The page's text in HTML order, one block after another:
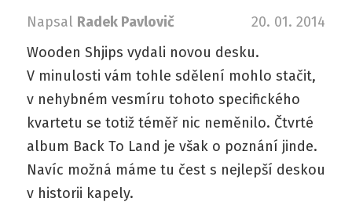
Napsal Radek Pavlovič
20. 01. 2014
Wooden Shjips vydali novou desku.
V minulosti vám tohle sdělení mohlo stačit,
v nehybném vesmíru tohoto specifického
kvartetu se totiž téměř nic neměnilo. Čtvrté
album Back To Land je však o poznání jinde.
Navíc možná máme tu čest s nejlepší deskou
v historii kapely.